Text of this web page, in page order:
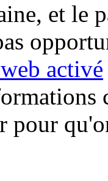
et le
activé
pour